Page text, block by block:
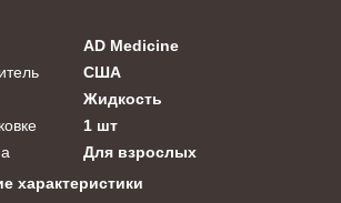
AD Medicine
США
Жидкость
1 шт
Для взрослых
характеристики